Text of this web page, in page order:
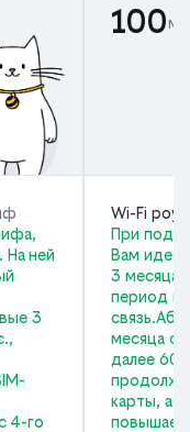
На ней
3
4-го
100
Wi-Fi
При
Вам идет
3 месяца
период
месяца
далее
карты,